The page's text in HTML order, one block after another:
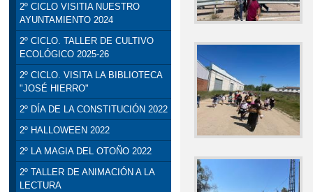
2º CICLO VISITIA NUESTRO
AYUNTAMIENTO 2024
2º CICLO. TALLER DE CULTIVO
ECOLÓGICO 2025-26
2º CICLO. VISITA LA BIBLIOTECA
"JOSÉ HIERRO"
2º DÍA DE LA CONSTITUCIÓN 2022
2º HALLOWEEN 2022
2º LA MAGIA DEL OTOÑO 2022
2º TALLER DE ANIMACIÓN A LA
LECTURA